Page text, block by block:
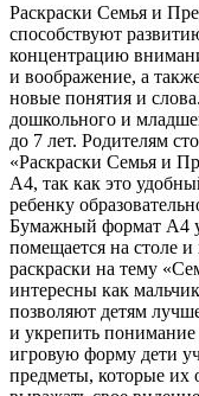
Раскраски Семья и
способствуют
концентрацию
и воображение, а
новые понятия и
дошкольного и
до 7 лет. Родителям
«Раскраски Семья и
A4, так как это
ребенку
Бумажный формат A4
помещается на столе
раскраски на тему
интересны как
позволяют детям
и укрепить понимание
игровую форму дети
предметы, которые их